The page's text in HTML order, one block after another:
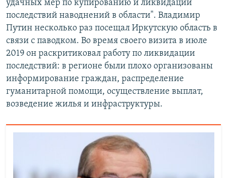
удачных мер по купированию и ликвидации
последствий наводнений в области". Владимир
Путин несколько раз посещал Иркутскую область в
связи с паводком. Во время своего визита в июле
2019 он раскритиковал работу по ликвидации
последствий: в регионе были плохо организованы
информирование граждан, распределение
гуманитарной помощи, осуществление выплат,
возведение жилья и инфраструктуры.